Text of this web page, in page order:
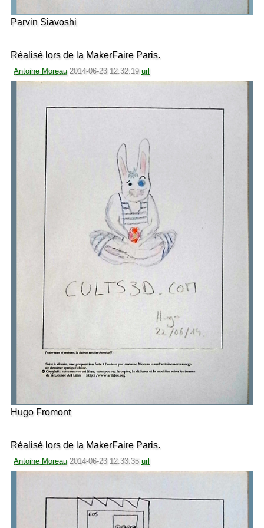
Parvin Siavoshi
Réalisé lors de la MakerFaire Paris.
Antoine Moreau 2014-06-23 12:32:19 url
Hugo Fromont
Réalisé lors de la MakerFaire Paris.
Antoine Moreau 2014-06-23 12:33:35 url